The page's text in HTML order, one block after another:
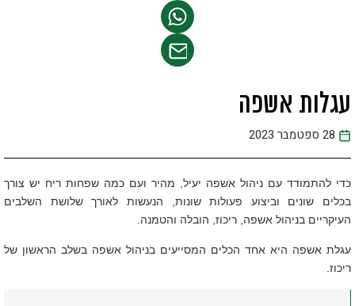
עגלות אשפה
כדי להתמודד עם ניהול אשפה יעיל, מהיר ועם כמה שפחות ריח יש צורך
בכלים שונים וביצוע פעולות שונות, הנעשות לאורך שלושת השלבים
העיקריים בניהול אשפה, ריכוז, הובלה והטמנה.
עגלת אשפה היא אחד הכלים המסייעים בניהול אשפה בשלב הראשון של
ריכוז.